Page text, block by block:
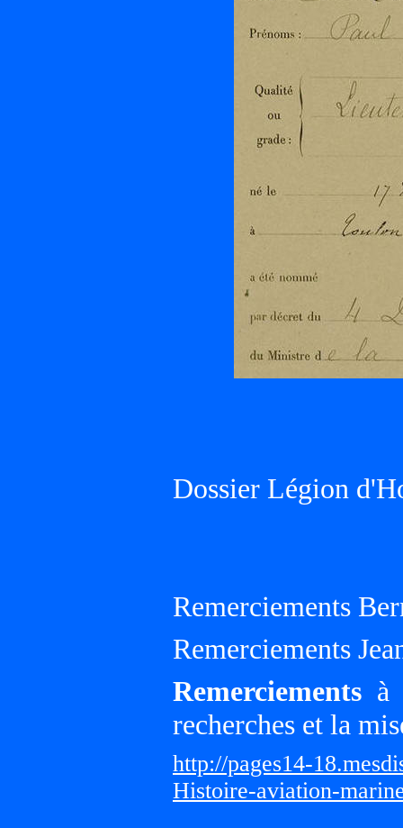
Dossier Légion
Remerciements
Remerciements
Remerciements à
recherches et la
http://pages14-
Histoire-aviation-